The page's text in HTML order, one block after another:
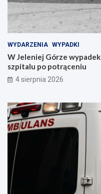
WYDARZENIA WYPADKI
W Jeleniej Górze
szpitalu po potrąceniu
4 sierpnia 2026